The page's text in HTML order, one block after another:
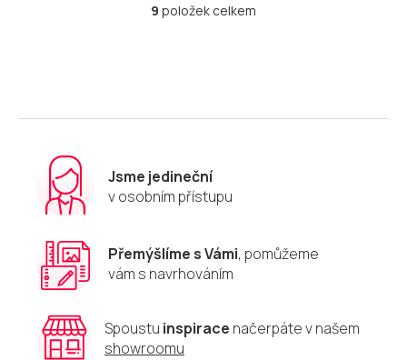
O
c
r
v
k
ý
p
u
9 položek celkem
Jsme jedineční
v osobním přístupu
Přemýšlíme s Vámi, pomůžeme
vám s navrhováním
Spoustu inspirace načerpáte v našem
showroomu